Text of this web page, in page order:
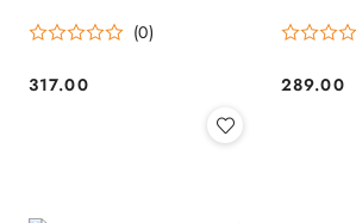
(0)
Cena:
317.00 Cena:
289.00